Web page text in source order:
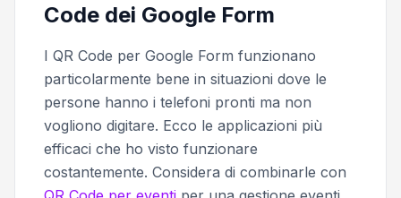
Code dei Google Form
I QR Code per Google Form funzionano
particolarmente bene in situazioni dove le
persone hanno i telefoni pronti ma non
vogliono digitare. Ecco le applicazioni più
efficaci che ho visto funzionare
costantemente. Considera di combinarle con